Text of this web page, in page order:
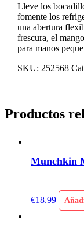
Lleve los
fomente los
una abertura
frescura, el
para manos
SKU: 252568
Productos
Munchkin
€18.99